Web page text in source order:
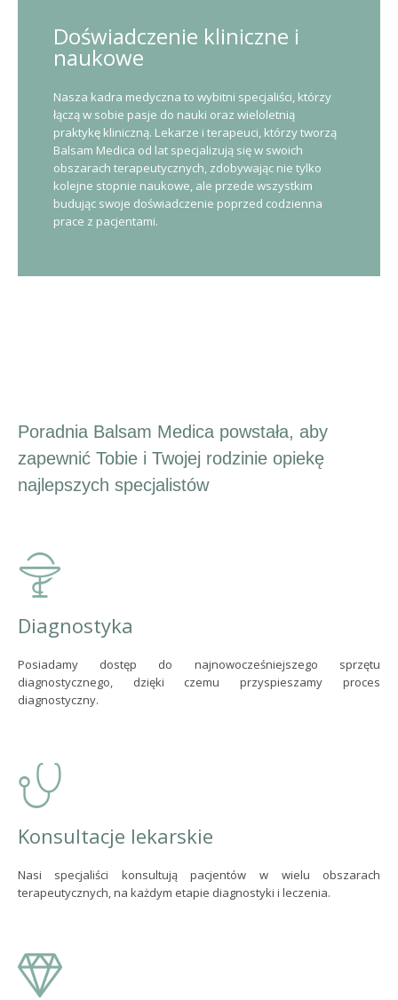
Doświadczenie kliniczne i
naukowe
Nasza kadra medyczna to wybitni specjaliści, którzy
łączą w sobie pasje do nauki oraz wieloletnią
praktykę kliniczną. Lekarze i terapeuci, którzy tworzą
Balsam Medica od lat specjalizują się w swoich
obszarach terapeutycznych, zdobywając nie tylko
kolejne stopnie naukowe, ale przede wszystkim
budując swoje doświadczenie poprzed codzienna
prace z pacjentami.
Poradnia Balsam Medica powstała, aby
zapewnić Tobie i Twojej rodzinie opiekę
najlepszych specjalistów
Diagnostyka
Posiadamy dostęp do najnowocześniejszego sprzętu
diagnostycznego, dzięki czemu przyspieszamy proces
diagnostyczny.
Konsultacje lekarskie
Nasi specjaliści konsultują pacjentów w wielu obszarach
terapeutycznych, na każdym etapie diagnostyki i leczenia.